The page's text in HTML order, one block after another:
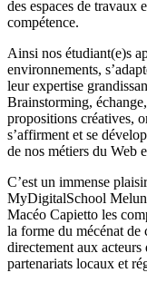
des espaces de travaux
compétence.
Ainsi nos étudiant(e)s
environnements,
leur expertise
Brainstorming,
propositions créatives,
s’affirment et se
de nos métiers du
C’est un immense
MyDigitalSchool Melun
Macéo Capietto les
la forme du mécénat de
directement aux
partenariats locaux et